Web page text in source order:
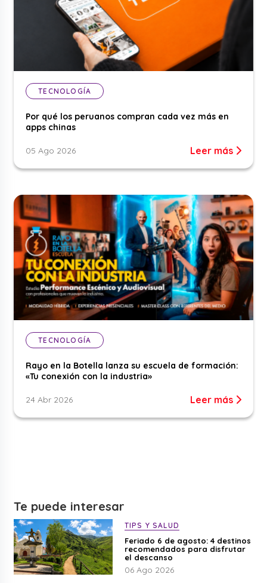
TECNOLOGÍA
Por qué los peruanos compran cada vez más en
apps chinas
05 Ago 2026 Leer más
TECNOLOGÍA
Rayo en la Botella lanza su escuela de formación:
«Tu conexión con la industria»
24 Abr 2026 Leer más
Te puede interesar
TIPS Y SALUD
Feriado 6 de agosto: 4 destinos
recomendados para disfrutar
el descanso
06 Ago 2026